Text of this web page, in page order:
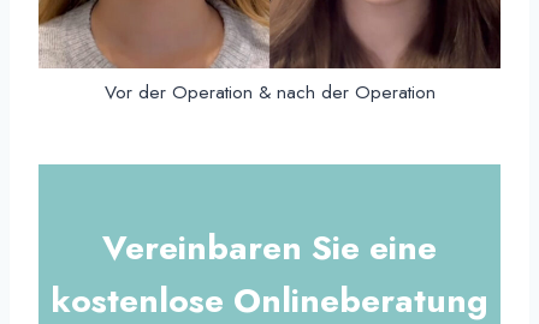
Vor der Operation & nach der Operation
Vereinbaren Sie eine
kostenlose Onlineberatung